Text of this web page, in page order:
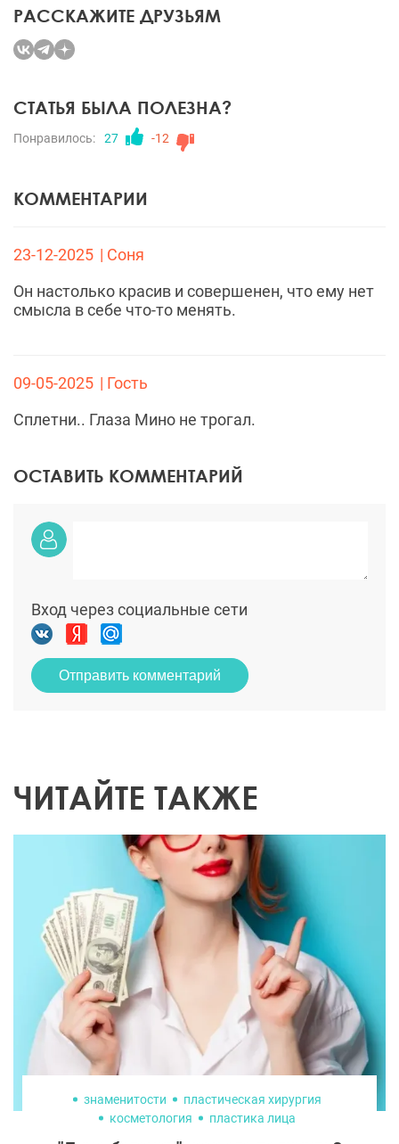
РАССКАЖИТЕ ДРУЗЬЯМ
СТАТЬЯ БЫЛА ПОЛЕЗНА?
Понравилось: 27 -12
КОММЕНТАРИИ
23-12-2025 | Соня
Он настолько красив и совершенен, что ему нет
смысла в себе что-то менять.
09-05-2025 | Гость
Сплетни.. Глаза Мино не трогал.
ОСТАВИТЬ КОММЕНТАРИЙ
Вход через социальные сети
Отправить комментарий
ЧИТАЙТЕ ТАКЖЕ
знаменитости
пластическая хирургия
косметология
пластика лица